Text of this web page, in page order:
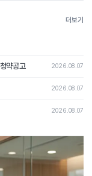
더보기
약공고 2026.08.07
2026.08.07
2026.08.07